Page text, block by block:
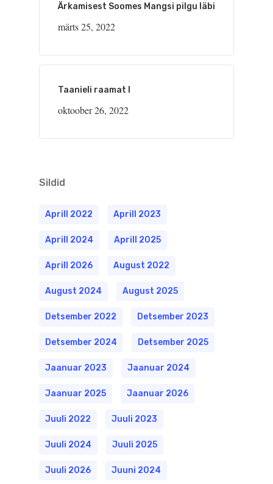
Ärkamisest Soomes Mangsi pilgu läbi
märts 25, 2022
Taanieli raamat I
oktoober 26, 2022
Sildid
Aprill 2022 Aprill 2023
Aprill 2024 Aprill 2025
Aprill 2026 August 2022
August 2024 August 2025
Detsember 2022 Detsember 2023
Detsember 2024 Detsember 2025
Jaanuar 2023 Jaanuar 2024
Jaanuar 2025 Jaanuar 2026
Juuli 2022 Juuli 2023
Juuli 2024 Juuli 2025
Juuli 2026 Juuni 2024